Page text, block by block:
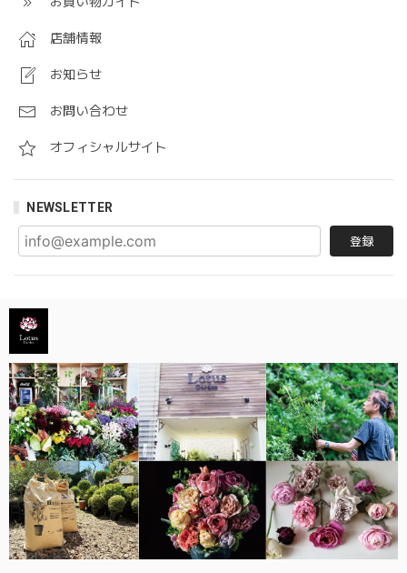
店舗情報
お知らせ
お問い合わせ
オフィシャルサイト
NEWSLETTER
登録